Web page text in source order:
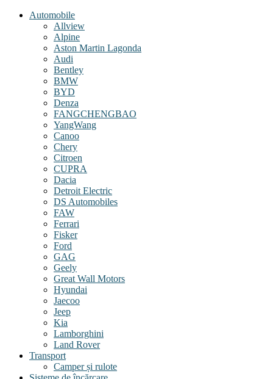
Automobile
Allview
Alpine
Aston Martin Lagonda
Audi
Bentley
BMW
BYD
Denza
FANGCHENGBAO
YangWang
Canoo
Chery
Citroen
CUPRA
Dacia
Detroit Electric
DS Automobiles
FAW
Ferrari
Fisker
Ford
GAG
Geely
Great Wall Motors
Hyundai
Jaecoo
Jeep
Kia
Lamborghini
Land Rover
Transport
Camper și rulote